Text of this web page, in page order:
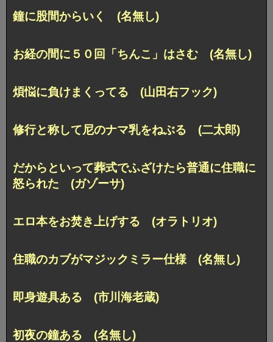
鐘に股間からいく (名無し)
お経の間に５０回「ちんこ」はさむ (名無し)
煩悩に負けまくってる (山田右フック)
修行と称して尼のナマ乳をねぶる (二太郎)
だからといって葬式でふざけたら普通に住職に
怒られた (ガゾーサ)
エロ本をお焚き上げする (オラトリオ)
住職のカブがマジックミラー仕様 (名無し)
即身遊具ある (市川海老蔵)
初夜の鐘ある (名無し)